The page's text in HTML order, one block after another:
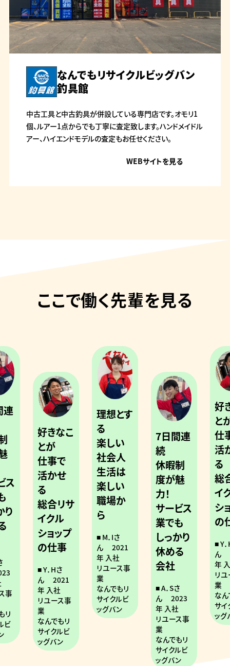
なんでもリサイクルビッグバン
釣具館
中古工具と中古釣具が併設している専門店です。オモリ1
個、ルアー1点からでも丁寧に査定致します。ハンドメイドル
アー、ハイエンドモデルの査定もお任せください。
WEBサイトを見る
ここで働く先輩を見る
連
ス
り
事
リ
ビ
好きなこ
とが
仕事で
活かせ
る
総合リサ
イクル
ショップ
の仕事
Y．Hさ
ん
2021
年 入社
リユース事
業
なんでもリ
サイクルビ
ッグバン
理想とす
る
楽しい
社会人
生活は
楽しい
職場か
ら
M．Iさ
ん
2021
年 入社
リユース事
業
なんでもリ
サイクルビ
ッグバン
7日間連
続
休暇制
度が魅
力！
サービス
業でも
しっかり
休める
会社
A．Sさ
ん
2023
年 入社
リユース事
業
なんでもリ
サイクルビ
ッグバン
好
と
仕
活
る
総
イ
シ
の
Y
ん
年
リ
業
なん
サイ
ッグ